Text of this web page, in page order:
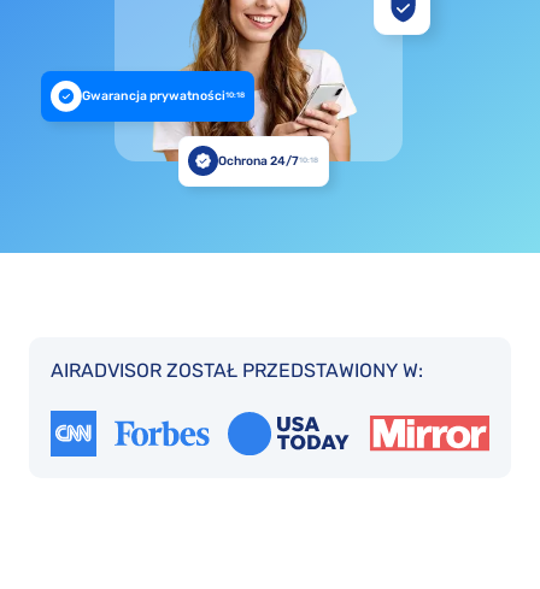
Gwarancja prywatności10:18
Ochrona 24/710:18
AIRADVISOR ZOSTAŁ PRZEDSTAWIONY W: